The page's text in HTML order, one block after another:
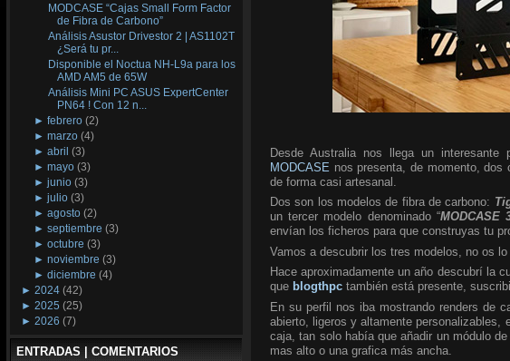
MODCASE “Cajas Small Form Factor
de Fibra de Carbono”
Análisis Asustor Drivestor 2 | AS1102T
¿Será tu pr...
Disponible el Noctua NH-L9a para los
AMD AM5 de 65W
Análisis Mini PC ASUS ExpertCenter
PN64 ! Con 12 n...
►febrero (2)
►marzo (4)
►abril (3)
►mayo (3)
►junio (3)
►julio (3)
►agosto (2)
►septiembre (3)
►octubre (3)
►noviembre (3)
►diciembre (4)
► 2024 (42)
► 2025 (25)
► 2026 (7)
ENTRADAS | COMENTARIOS
Desde Australia nos llega un interesante
MODCASE nos presenta, de momento,
de forma casi artesanal.
Dos son los modelos de fibra de carbono:
un tercer modelo denominado “MODCASE
envían los ficheros para que construyas tu
Vamos a descubrir los tres modelos, no os lo
Hace aproximadamente un año descubrí la
que blogthpc también está presente,
En su perfil nos iba mostrando renders de
abierto, ligeros y altamente personalizables,
caja, tan solo había que añadir un módulo
mas alto o una grafica más ancha.